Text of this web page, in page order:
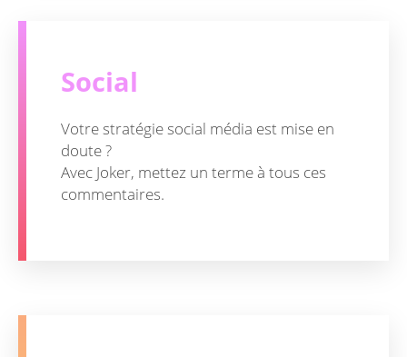
Social
Votre stratégie social média est mise en
doute ?
Avec Joker, mettez un terme à tous ces
commentaires.